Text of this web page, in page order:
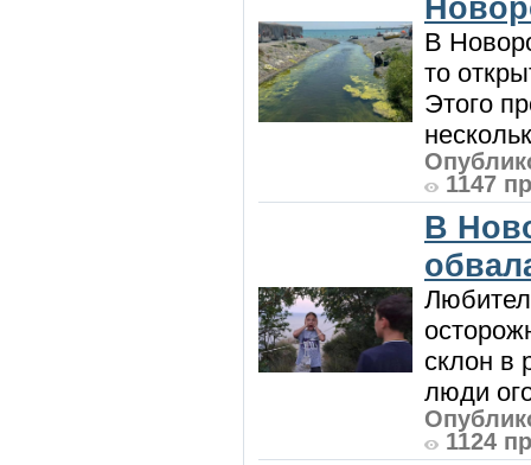
В
то
Этого
1147
В
склон в
люди
1124